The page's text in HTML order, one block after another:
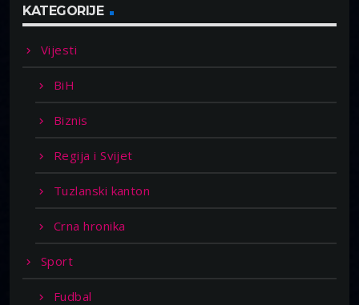
KATEGORIJE
Vijesti
BiH
Biznis
Regija i Svijet
Tuzlanski kanton
Crna hronika
Sport
Fudbal